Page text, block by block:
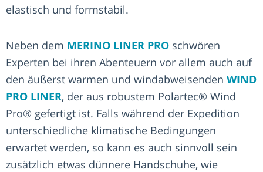
elastisch und formstabil.
Neben dem MERINO LINER PRO schwören
Experten bei ihren Abenteuern vor allem auch auf
den äußerst warmen und windabweisenden WIND
PRO LINER, der aus robustem Polartec® Wind
Pro® gefertigt ist. Falls während der Expedition
unterschiedliche klimatische Bedingungen
erwartet werden, so kann es auch sinnvoll sein
zusätzlich etwas dünnere Handschuhe, wie